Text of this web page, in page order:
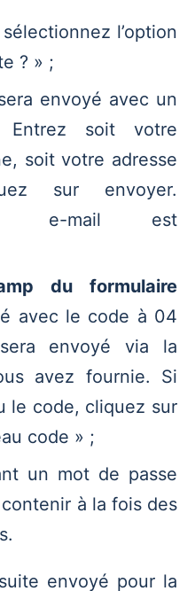
l’option
? » ;
envoyé avec un
Entrez soit votre
soit votre adresse
sur envoyer.
e-mail est
du formulaire
avec le code à 04
envoyé via la
avez fournie. Si
le code, cliquez sur
code » ;
un mot de passe
à la fois des
envoyé pour la